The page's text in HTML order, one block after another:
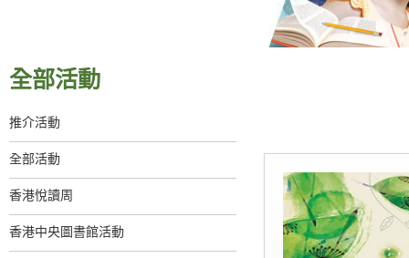
全部活動
推介活動
全部活動
香港悅讀周
香港中央圖書館活動